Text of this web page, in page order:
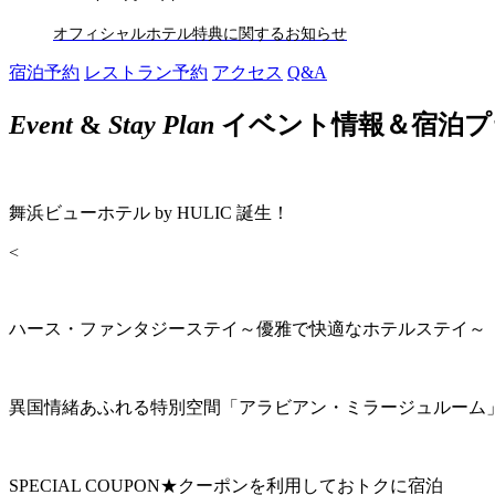
オフィシャルホテル特典に関するお知らせ
宿泊予約 レストラン予約 アクセス Q&A
Event& Stay Plan イベント情報＆宿泊
舞浜ビューホテル by HULIC 誕生！
<
ハース・ファンタジーステイ～優雅で快適なホテルステイ～
異国情緒あふれる特別空間「アラビアン・ミラージュルーム
SPECIAL COUPON★クーポンを利用しておトクに宿泊